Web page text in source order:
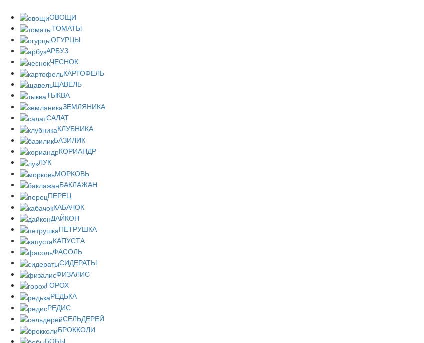
ОВОЩИ
ТОМАТЫ
ОГУРЦЫ
АРБУЗ
ЧЕСНОК
КАРТОФЕЛЬ
ЩАВЕЛЬ
ТЫКВА
ЗЕМЛЯНИКА
САЛАТ
КЛУБНИКА
БАЗИЛИК
КОРИАНДР
ЛУК
МОРКОВЬ
БАКЛАЖАН
ПЕРЕЦ
КАБАЧОК
ДАЙКОН
ПЕТРУШКА
КАПУСТА
ФАСОЛЬ
СИДЕРАТЫ
ФИЗАЛИС
ГОРОХ
РЕДЬКА
РЕДИС
СЕЛЬДЕРЕЙ
БРОККОЛИ
БОБЫ